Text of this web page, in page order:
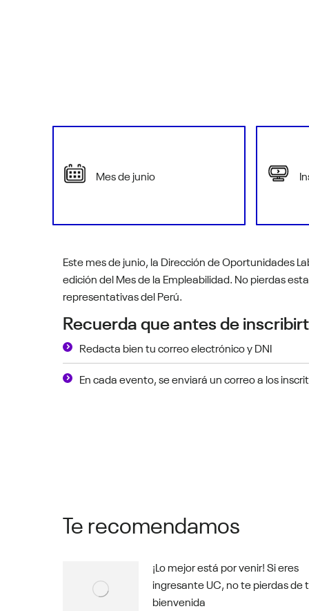
Mes de junio
Este mes de junio, la Dirección de Oportunidades
edición del Mes de la Empleabilidad. No pierdas
representativas del Perú.
Recuerda que antes de
Redacta bien tu correo electrónico y DNI
En cada evento, se enviará un correo a los
Te recomendamos
¡Lo mejor está por venir! Si eres
ingresante UC, no te pierdas de
bienvenida